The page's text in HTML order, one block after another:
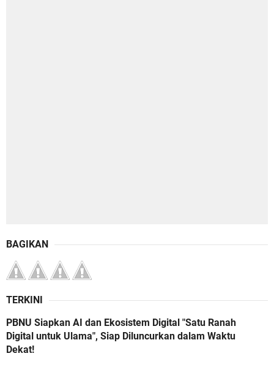
BAGIKAN
TERKINI
PBNU Siapkan AI dan Ekosistem Digital "Satu Ranah
Digital untuk Ulama", Siap Diluncurkan dalam Waktu
Dekat!